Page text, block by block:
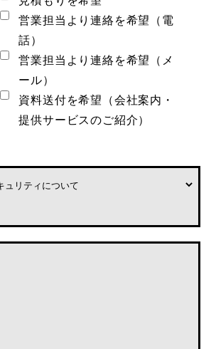
営業担当より連絡を希望（電
話）
営業担当より連絡を希望（メ
ール）
資料送付を希望（会社案内・
提供サービスのご紹介）